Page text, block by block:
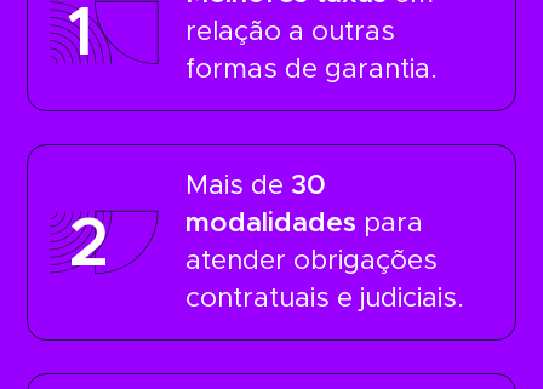
1
relação a outras
formas de garantia.
2
Mais de30
modalidades para
atender obrigações
contratuais e judiciais.